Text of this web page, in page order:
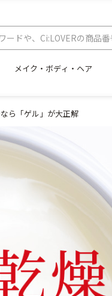
メイク・ボディ・ヘア
ら「ゲル」が大正解